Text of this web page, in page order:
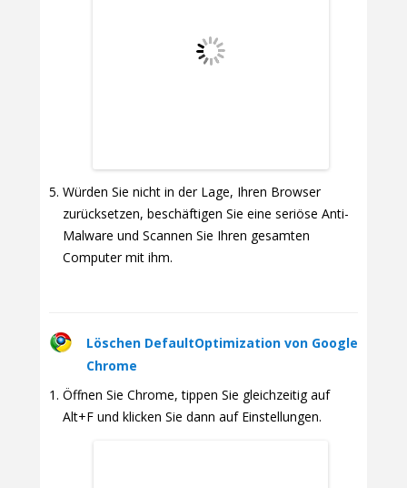
Würden Sie nicht in der Lage, Ihren Browser
zurücksetzen, beschäftigen Sie eine seriöse Anti-
Malware und Scannen Sie Ihren gesamten
Computer mit ihm.
Löschen DefaultOptimization von Google
Chrome
Öffnen Sie Chrome, tippen Sie gleichzeitig auf
Alt+F und klicken Sie dann auf Einstellungen.